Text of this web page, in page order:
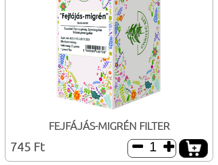
FEJFÁJÁS-MIGRÉN FILTER
745 Ft  